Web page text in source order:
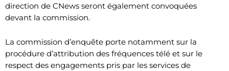
direction de CNews seront également convoquées
devant la commission.
La commission d’enquête porte notamment sur la
procédure d’attribution des fréquences télé et sur le
respect des engagements pris par les services de